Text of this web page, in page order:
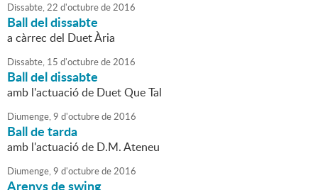
Dissabte,22 d'octubrede2016
Ball del dissabte
a càrrec del Duet Ària
Dissabte, 15 d'octubrede2016
Ball del dissabte
amb l'actuació de Duet Que Tal
Diumenge,9 d'octubrede2016
Ball de tarda
amb l'actuació de D.M. Ateneu
Diumenge,9 d'octubrede2016
Arenys de swing